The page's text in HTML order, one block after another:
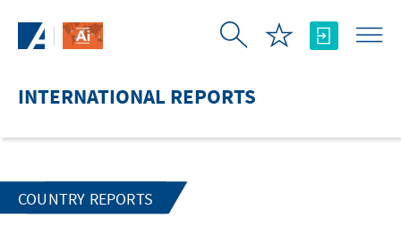
INTERNATIONAL REPORTS
COUNTRY REPORTS